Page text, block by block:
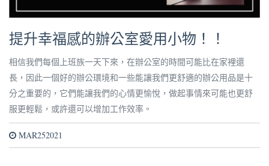
提升幸福感的辦公室愛用小物！！
相信我們每個上班族一天下來，在辦公室的時間可能比在家裡還
長，因此一個好的辦公環境和一些能讓我們更舒適的辦公用品是十
分之重要的，它們能讓我們的心情更愉悅，做起事情來可能也更舒
服更輕鬆，或許還可以增加工作效率。
MAR252021